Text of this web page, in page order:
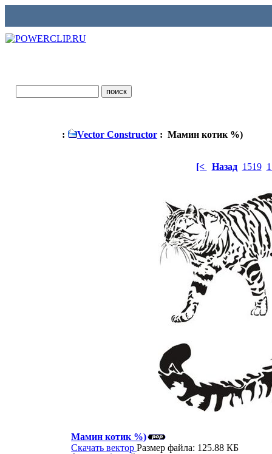
: Vector Constructor : Мамин котик %)
[< Назад 1519
Мамин котик %)
Скачать вектор Размер файла: 125.88 КБ